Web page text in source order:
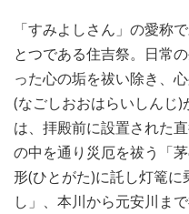
「すみよしさん」の愛称
とつである住吉祭。日常
った心の垢を祓い除き、
(なごしおおはらいしんじ
は、拝殿前に設置された
の中を通り災厄を祓う「
形(ひとがた)に託し灯篭
し」、本川から元安川ま